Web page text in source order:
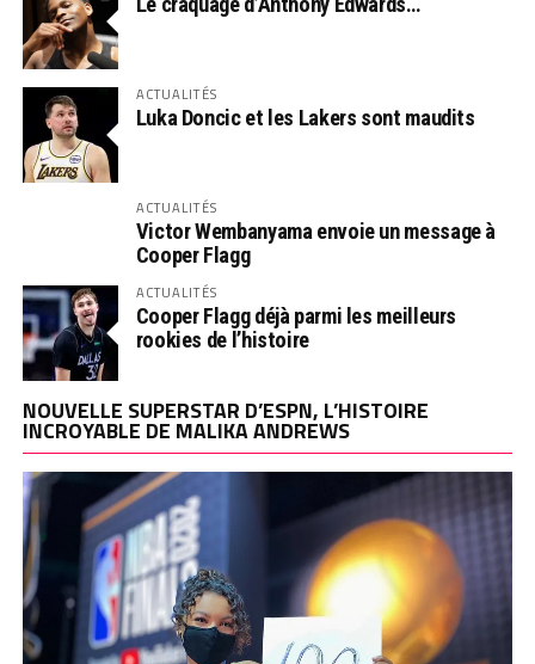
ACTUALITÉS
Luka Doncic et les Lakers sont maudits
ACTUALITÉS
Victor Wembanyama envoie un message à
Cooper Flagg
ACTUALITÉS
Cooper Flagg déjà parmi les meilleurs
rookies de l’histoire
NOUVELLE SUPERSTAR D’ESPN, L’HISTOIRE
INCROYABLE DE MALIKA ANDREWS